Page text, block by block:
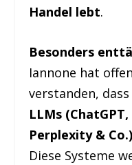
Handel lebt.
Besonders
Iannone hat
verstanden,
LLMs
Perplexity & Co.)
Diese Systeme